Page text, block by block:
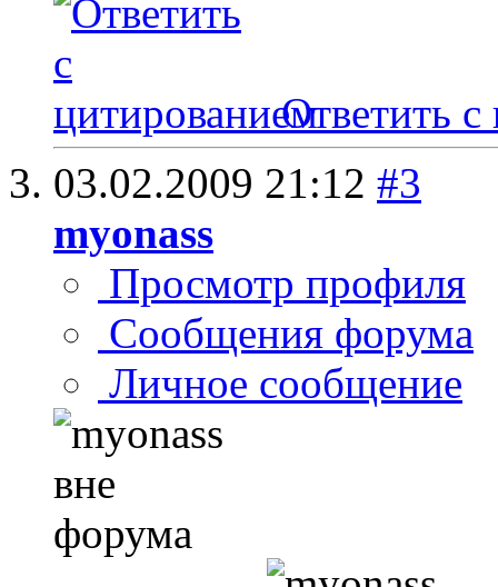
Ответить с
03.02.2009 21:12 #3
myonass
Просмотр профиля
Сообщения форума
Личное сообщение